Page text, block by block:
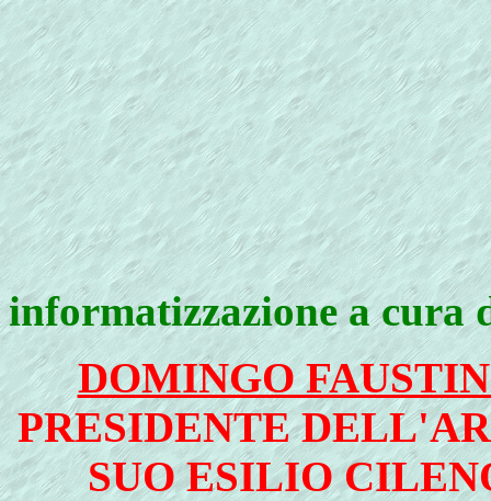
informatizzazione a cura
DOMINGO
PRESIDENTE
SUO ESILIO